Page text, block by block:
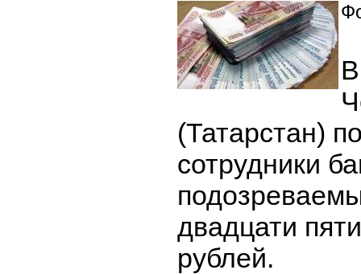
(Татарстан)
сотрудники
двадцати
рублей.